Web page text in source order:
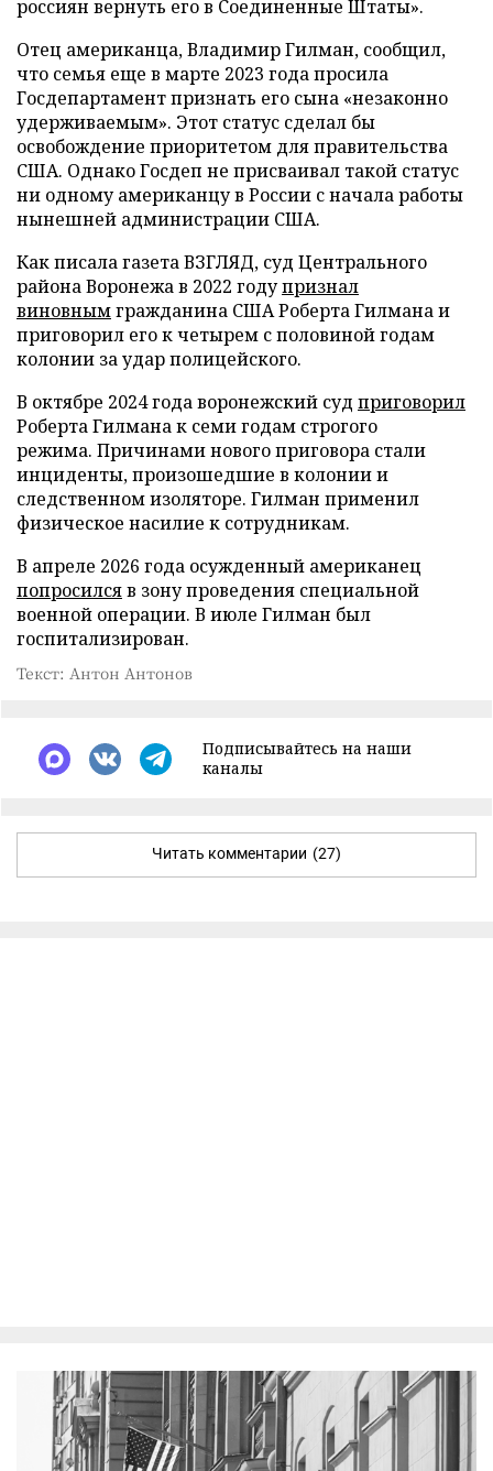
россиян вернуть его в Соединенные Штаты».
Отец американца, Владимир Гилман, сообщил,
что семья еще в марте 2023 года просила
Госдепартамент признать его сына «незаконно
удерживаемым». Этот статус сделал бы
освобождение приоритетом для правительства
США. Однако Госдеп не присваивал такой статус
ни одному американцу в России с начала работы
нынешней администрации США.
Как писала газета ВЗГЛЯД, суд Центрального
района Воронежа в 2022 годупризнал
виновнымгражданина США Роберта Гилмана и
приговорил его к четырем с половиной годам
колонии за удар полицейского.
В октябре 2024 года воронежский суд приговорил
Роберта Гилмана к семи годам строгого
режима. Причинами нового приговора стали
инциденты, произошедшие в колонии и
следственном изоляторе. Гилман применил
физическое насилие к сотрудникам.
В апреле 2026 года осужденный американец
попросилсяв зону проведения специальной
военной операции. В июле Гилман был
госпитализирован.
Текст: Антон Антонов
Подписывайтесь на наши
каналы
Читать комментарии (27)